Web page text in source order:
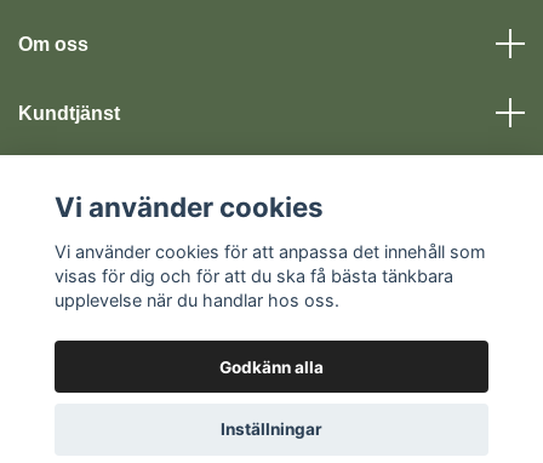
Om oss
Kundtjänst
Sociala medier
© 2026 Kristorget
Vi använder cookies
Vi använder cookies för att anpassa det innehåll som
visas för dig och för att du ska få bästa tänkbara
upplevelse när du handlar hos oss.
Godkänn alla
Inställningar